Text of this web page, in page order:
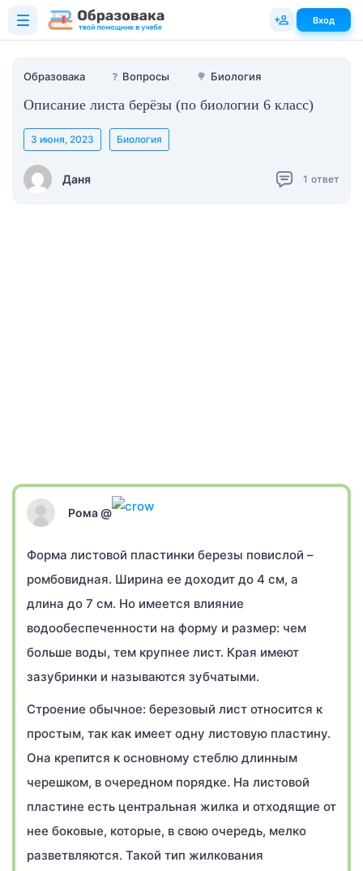
Образовака ❓ Вопросы 🌳 Биология
Описание листа берёзы (по биологии 6 класс)
Даня
3 июня, 2023 Биология
1 ответ
Рома @
Форма листовой пластинки березы повислой –
ромбовидная. Ширина ее доходит до 4 см, а
длина до 7 см. Но имеется влияние
водообеспеченности на форму и размер: чем
больше воды, тем крупнее лист. Края имеют
зазубринки и называются зубчатыми.
Строение обычное: березовый лист относится к
простым, так как имеет одну листовую пластину.
Она крепится к основному стеблю длинным
черешком, в очередном порядке. На листовой
пластине есть центральная жилка и отходящие от
нее боковые, которые, в свою очередь, мелко
разветвляются. Такой тип жилкования
Вход